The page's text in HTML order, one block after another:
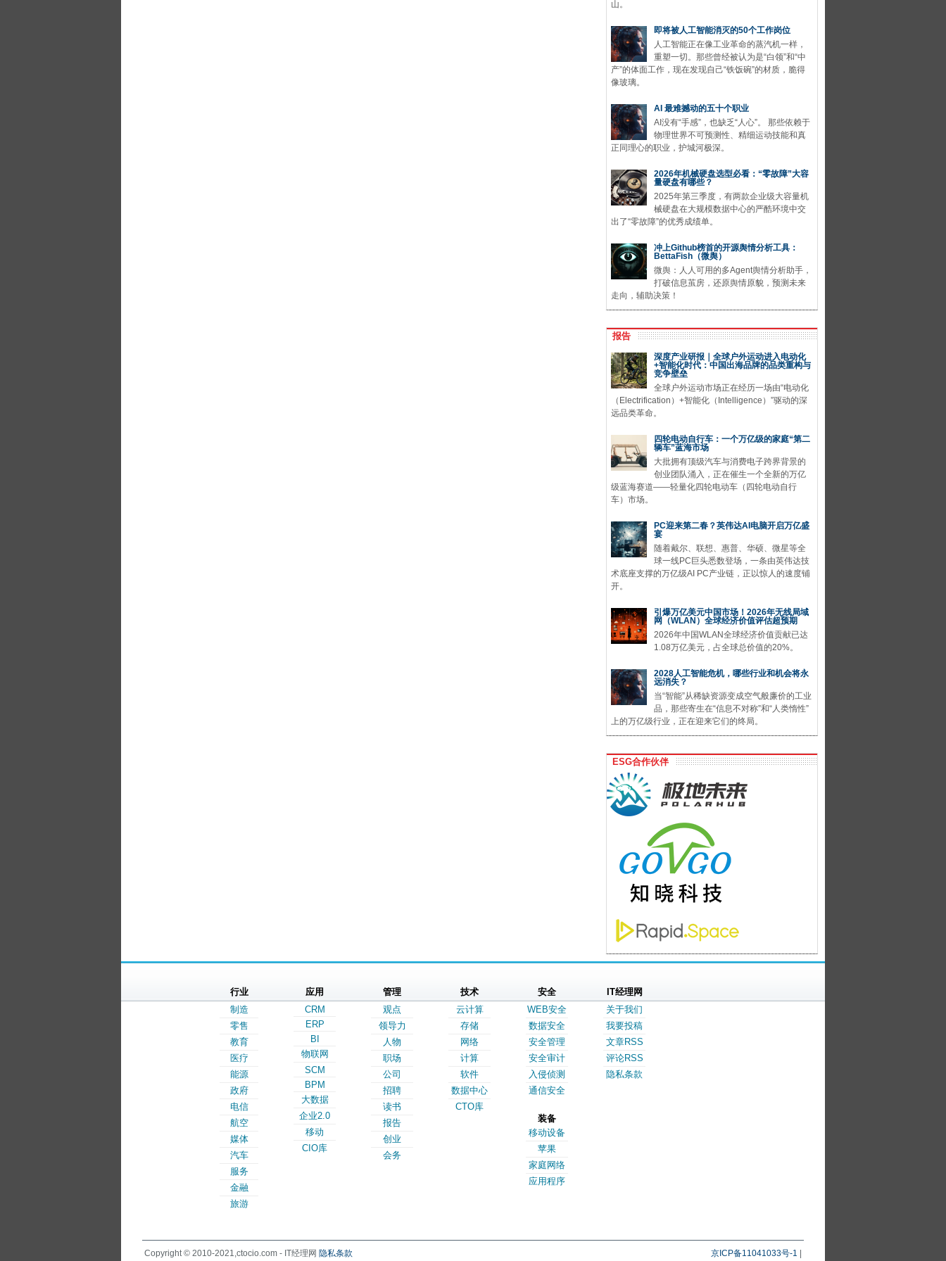
山。
即将被人工智能消灭的50个工作岗位
人工智能正在像工业革命的蒸汽机一样，
重塑一切。那些曾经被认为是“白领”和“中
产”的体面工作，现在发现自己“铁饭碗”的材质，脆得
像玻璃。
AI 最难撼动的五十个职业
AI没有“手感”，也缺乏“人心”。 那些依赖于
物理世界不可预测性、精细运动技能和真
正同理心的职业，护城河极深。
2026年机械硬盘选型必看：“零故障”大容
量硬盘有哪些？
2025年第三季度，有两款企业级大容量机
械硬盘在大规模数据中心的严酷环境中交
出了“零故障”的优秀成绩单。
冲上Github榜首的开源舆情分析工具：
BettaFish（微舆）
微舆：人人可用的多Agent舆情分析助手，
打破信息茧房，还原舆情原貌，预测未来
走向，辅助决策！
报告
深度产业研报｜全球户外运动进入电动化
+智能化时代：中国出海品牌的品类重构与
竞争壁垒
全球户外运动市场正在经历一场由“电动化
（Electrification）+智能化（Intelligence）”驱动的深
远品类革命。
四轮电动自行车：一个万亿级的家庭“第二
辆车”蓝海市场
大批拥有顶级汽车与消费电子跨界背景的
创业团队涌入，正在催生一个全新的万亿
级蓝海赛道——轻量化四轮电动车（四轮电动自行
车）市场。
PC迎来第二春？英伟达AI电脑开启万亿盛
宴
随着戴尔、联想、惠普、华硕、微星等全
球一线PC巨头悉数登场，一条由英伟达技
术底座支撑的万亿级AI PC产业链，正以惊人的速度铺
开。
引爆万亿美元中国市场！2026年无线局域
网（WLAN）全球经济价值评估超预期
2026年中国WLAN全球经济价值贡献已达
1.08万亿美元，占全球总价值的20%。
2028人工智能危机，哪些行业和机会将永
远消失？
当“智能”从稀缺资源变成空气般廉价的工业
品，那些寄生在“信息不对称”和“人类惰性”
上的万亿级行业，正在迎来它们的终局。
ESG合作伙伴
行业
制造
零售
教育
医疗
能源
政府
电信
航空
媒体
汽车
服务
金融
旅游
应用
CRM
ERP
BI
物联网
SCM
BPM
大数据
企业2.0
移动
CIO库
管理
观点
领导力
人物
职场
公司
招聘
读书
报告
创业
会务
技术
云计算
存储
网络
计算
软件
数据中心
CTO库
安全
WEB安全
数据安全
安全管理
安全审计
入侵侦测
通信安全
装备
移动设备
苹果
家庭网络
应用程序
IT经理网
关于我们
我要投稿
文章RSS
评论RSS
隐私条款
Copyright © 2010-2021,ctocio.com - IT经理网 隐私条款 京ICP备11041033号-1